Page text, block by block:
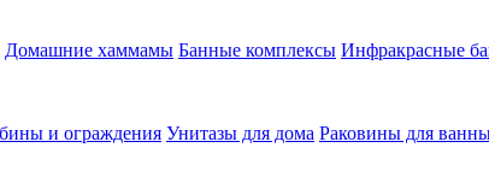
Домашние хаммамы Банные комплексы Инфракрасные
и ограждения Унитазы для дома Раковины для